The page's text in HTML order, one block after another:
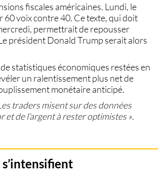
fiscales américaines. Lundi, le
voix contre 40. Ce texte, qui doit
permettrait de repousser
président Donald Trump serait alors
statistiques économiques restées en
un ralentissement plus net de
monétaire anticipé.
traders misent sur des données
et de l’argent à rester optimistes ».